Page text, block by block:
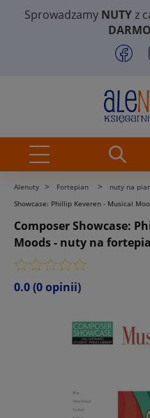
Sprowadzamy NUTYz
Alenuty > Fortepian > nuty na
Showcase: Phillip Keveren - Musical
Composer Showcase:
Moods - nuty na
0.0(0 opinii)